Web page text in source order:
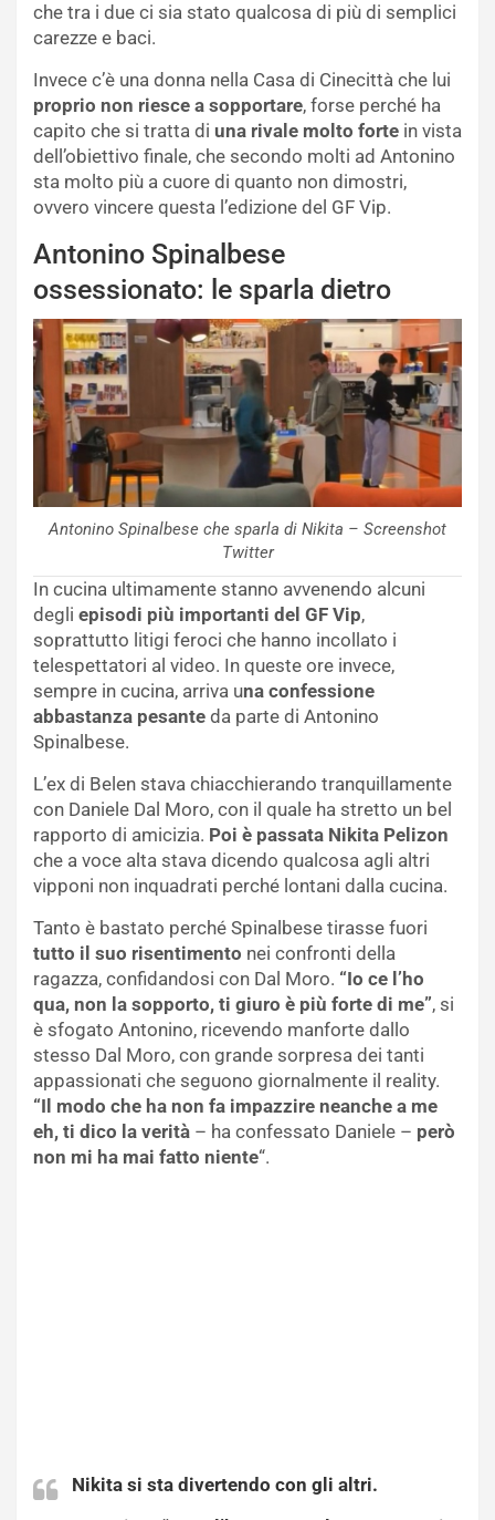
che tra i due ci sia stato qualcosa di più di semplici
carezze e baci.
Invece c’è una donna nella Casa di Cinecittà che lui
proprio non riesce a sopportare, forse perché ha
capito che si tratta di una rivale molto forte in vista
dell’obiettivo finale, che secondo molti ad Antonino
sta molto più a cuore di quanto non dimostri,
ovvero vincere questa l’edizione del GF Vip.
Antonino Spinalbese
ossessionato: le sparla dietro
Antonino Spinalbese che sparla di Nikita – Screenshot
Twitter
In cucina ultimamente stanno avvenendo alcuni
degli episodi più importanti del GF Vip,
soprattutto litigi feroci che hanno incollato i
telespettatori al video. In queste ore invece,
sempre in cucina, arriva una confessione
abbastanza pesante da parte di Antonino
Spinalbese.
L’ex di Belen stava chiacchierando tranquillamente
con Daniele Dal Moro, con il quale ha stretto un bel
rapporto di amicizia. Poi è passata Nikita Pelizon
che a voce alta stava dicendo qualcosa agli altri
vipponi non inquadrati perché lontani dalla cucina.
Tanto è bastato perché Spinalbese tirasse fuori
tutto il suo risentimento nei confronti della
ragazza, confidandosi con Dal Moro. “Io ce l’ho
qua, non la sopporto, ti giuro è più forte di me”, si
è sfogato Antonino, ricevendo manforte dallo
stesso Dal Moro, con grande sorpresa dei tanti
appassionati che seguono giornalmente il reality.
“Il modo che ha non fa impazzire neanche a me
eh, ti dico la verità – ha confessato Daniele – però
non mi ha mai fatto niente“.
Nikita si sta divertendo con gli altri.